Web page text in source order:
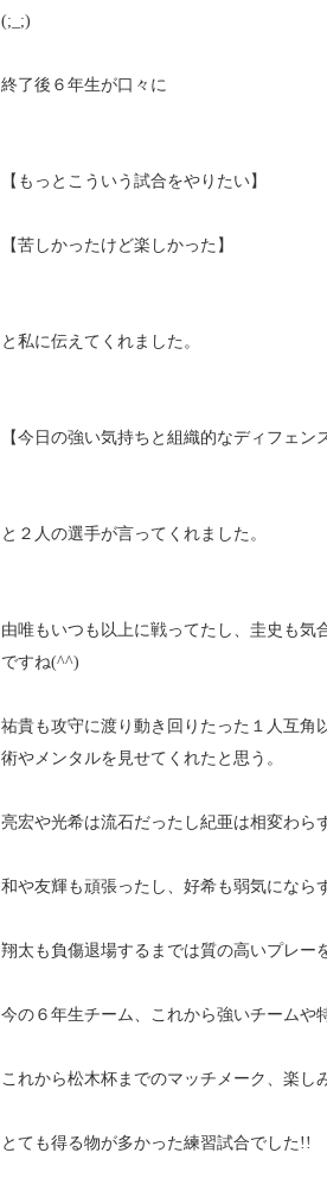
(;_;)
終了後６年生が口々に
【もっとこういう試合をやりたい】
【苦しかったけど楽しかった】
と私に伝えてくれました。
【今日の強い気持ちと組織的なディフェン
と２人の選手が言ってくれました。
由唯もいつも以上に戦ってたし、圭史も気
ですね(^^)
祐貴も攻守に渡り動き回りたった１人互角
術やメンタルを見せてくれたと思う。
亮宏や光希は流石だったし紀亜は相変わら
和や友輝も頑張ったし、好希も弱気になら
翔太も負傷退場するまでは質の高いプレ
今の６年生チーム、これから強いチームや
これから松木杯までのマッチメーク、楽し
とても得る物が多かった練習試合でした!!